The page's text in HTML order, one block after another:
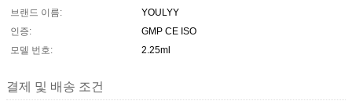
브랜드 이름:
YOULYY
인증:
GMP CE ISO
모델 번호:
2.25ml
결제 및 배송 조건